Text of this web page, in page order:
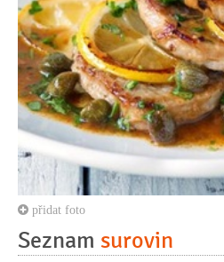
přidat foto
Seznam surovin